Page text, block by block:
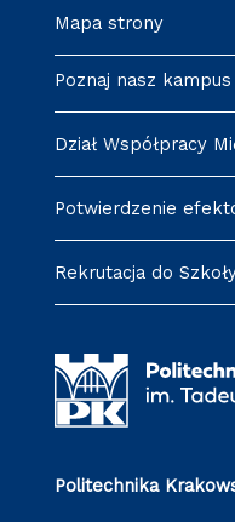
Mapa strony
Poznaj nasz kampus
Dział Współpracy
Potwierdzenie
Rekrutacja do
Politechnika